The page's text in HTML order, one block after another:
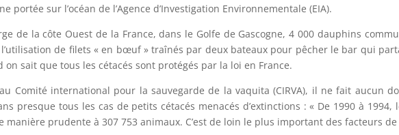
portée sur l’océan de l’Agence d’Investigation Environnementale (EIA).
de la côte Ouest de la France, dans le Golfe de Gascogne, 4 000 dauphins
de filets « en bœuf » traînés par deux bateaux pour pêcher le bar qui
sait que tous les cétacés sont protégés par la loi en France.
Comité international pour la sauvegarde de la vaquita (CIRVA), il ne fait aucun
presque tous les cas de petits cétacés menacés d’extinctions : « De 1990 à 1994,
prudente à 307 753 animaux. C’est de loin le plus important des facteurs